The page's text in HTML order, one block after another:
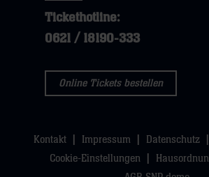
Tickethotline:
0621 / 18190-333
Online Tickets bestellen
Kontakt Impressum Datenschutz
Cookie-Einstellungen